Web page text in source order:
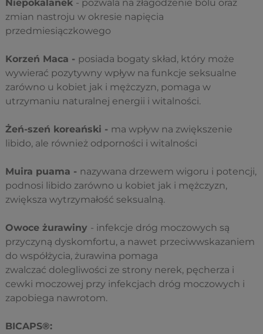
Niepokalanek - pozwala na złagodzenie bólu oraz
zmian nastroju w okresie napięcia
przedmiesiączkowego
Korzeń Maca - posiada bogaty skład, który może
wywierać pozytywny wpływ na funkcje seksualne
zarówno u kobiet jak i mężczyzn, pomaga w
utrzymaniu naturalnej energii i witalności.
Żeń-szeń koreański - ma wpływ na zwiększenie
libido, ale również odporności i witalności
Muira puama - nazywana drzewem wigoru i potencji,
podnosi libido zarówno u kobiet jak i mężczyzn,
zwiększa wytrzymałość seksualną.
Owoce żurawiny - infekcje dróg moczowych są
przyczyną dyskomfortu, a nawet przeciwwskazaniem
do współżycia, żurawina pomaga
zwalczać dolegliwości ze strony nerek, pęcherza i
cewki moczowej przy infekcjach dróg moczowych i
zapobiega nawrotom.
BICAPS®: